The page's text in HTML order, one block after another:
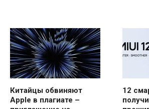
Китайцы обвиняют
Apple в плагиате –
12